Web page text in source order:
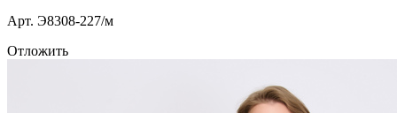
Арт. Э8308-227/м
Отложить